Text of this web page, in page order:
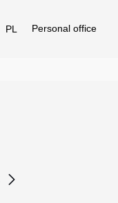
PL Personal office